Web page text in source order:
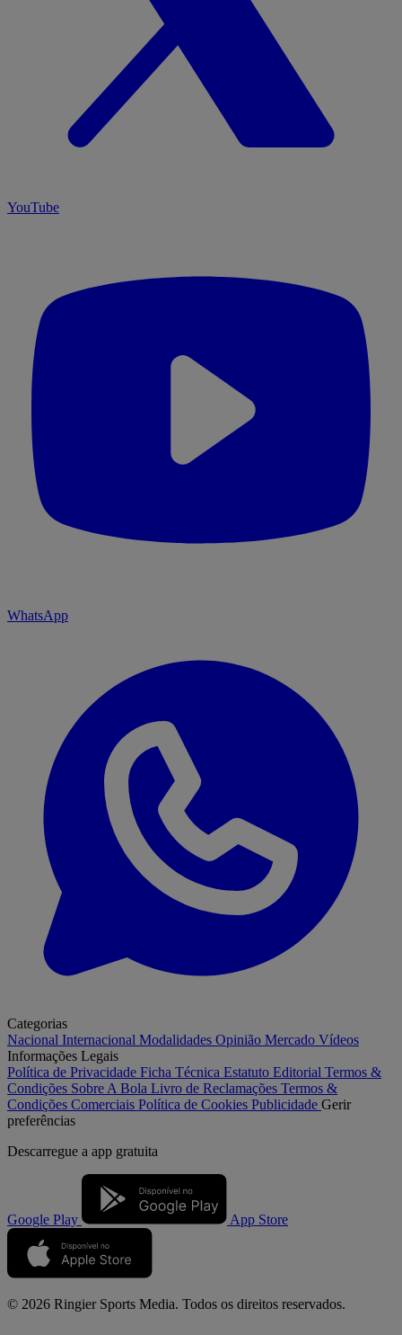
YouTube
WhatsApp
Categorias
Nacional Internacional Modalidades Opinião Mercado Vídeos
Informações Legais
Política de Privacidade Ficha Técnica Estatuto Editorial Termos &
Condições Sobre A Bola Livro de Reclamações Termos &
Condições Comerciais Política de Cookies Publicidade Gerir
preferências
Descarregue a app gratuita
Google Play App Store
© 2026 Ringier Sports Media. Todos os direitos reservados.